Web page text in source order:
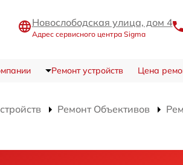
Новослободская улица, дом 4
Адрес сервисного центра Sigma
Ремонт устройств Цена
Ремонт Объективов